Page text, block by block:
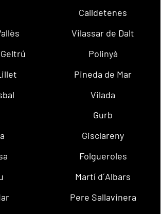
Calldetenes
Vilassar de Dalt
Polinyà
Pineda de Mar
Vilada
Gurb
Gisclareny
Folgueroles
Martí d´Albars
Pere Sallavinera